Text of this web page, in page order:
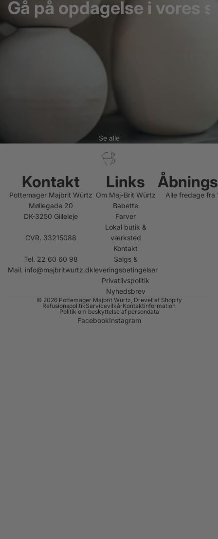
Gå på opdagelse i vores
Se alle
Kontakt
Pottemager Majbrit Würtz
Møllegade 20
DK-3250 Gilleleje
CVR. 33215088
Tel. 22 60 60 98
Mail. info@majbritwurtz.dk
Links
Om Maj-Brit Würtz
Babette
Farver
Lokal butik &
værksted
Kontakt
Salgs &
leveringsbetingelser
Privatlivspolitik
Nyhedsbrev
Alle fredage fra
© 2026 Pottemager Majbrit Wurtz , Drevet af Shopify
RefusionspolitikServicevilkårKontaktinformation
Politik om beskyttelse af persondata
FacebookInstagram